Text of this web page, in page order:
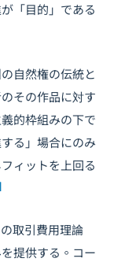
「目的」である
自然権の伝統と
その作品に対す
的枠組みの下で
る」場合にのみ
ィットを上回る
取引費用理論
提供する。コー